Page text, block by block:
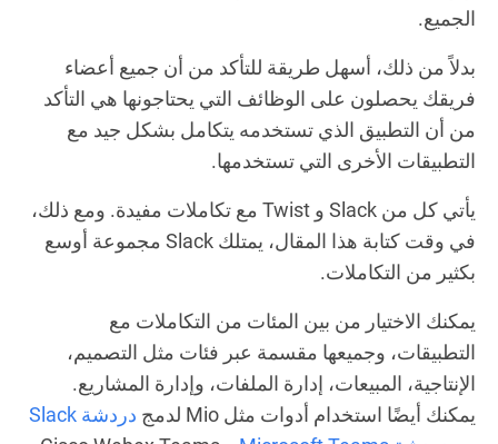
الجميع.
بدلاً من ذلك، أسهل طريقة للتأكد من أن جميع أعضاء
فريقك يحصلون على الوظائف التي يحتاجونها هي التأكد
من أن التطبيق الذي تستخدمه يتكامل بشكل جيد مع
التطبيقات الأخرى التي تستخدمها.
يأتي كل من Slack و Twist مع تكاملات مفيدة. ومع ذلك،
في وقت كتابة هذا المقال، يمتلك Slack مجموعة أوسع
بكثير من التكاملات.
يمكنك الاختيار من بين المئات من التكاملات مع
التطبيقات، وجميعها مقسمة عبر فئات مثل التصميم،
الإنتاجية، المبيعات، إدارة الملفات، وإدارة المشاريع.
يمكنك أيضًا استخدام أدوات مثل Mio لدمج
دردشة Slack